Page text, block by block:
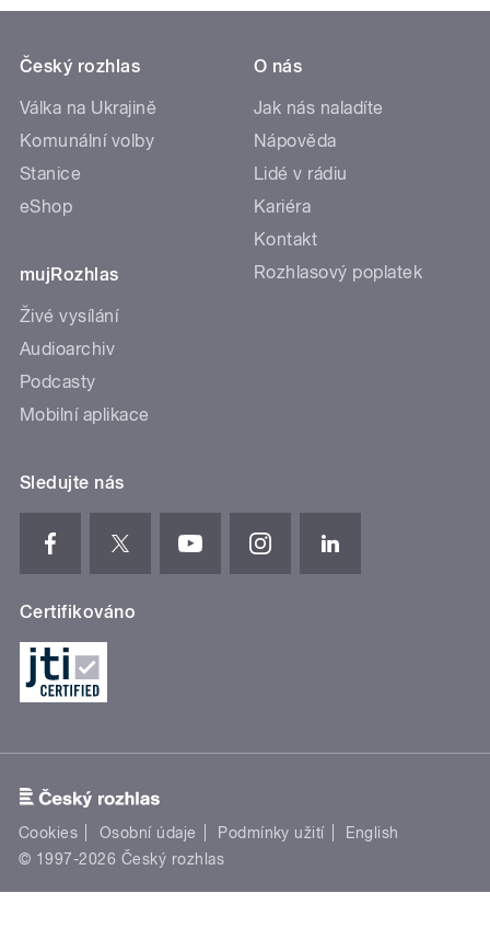
Stanice
eShop
mujRozhlas
Lidé v rádiu
Rozhlasový poplatek
Sledujte nás
Cookies Osobní údaje
© 1997-2026 Český rozhlas